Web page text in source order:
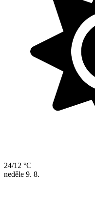
24/12 °C
neděle 9. 8.